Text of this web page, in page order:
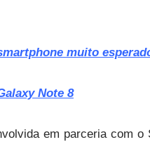
muito
Note 8
em parceria com